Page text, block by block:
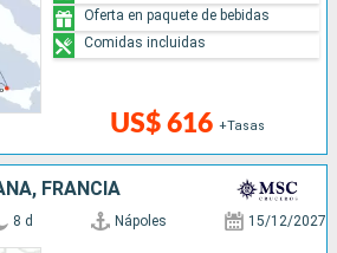
US$ 616 +Tasas
Oferta en paquete de bebidas
Comidas incluidas
FRANCIA
8 d Nápoles 15/12/2027